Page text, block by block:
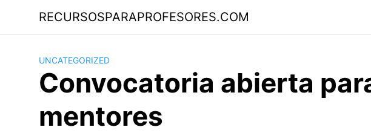
contenido
RECURSOSPARAPROFESORES.COM
UNCATEGORIZED
Convocatoria abierta
mentores